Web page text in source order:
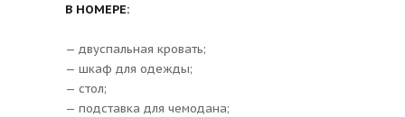
В НОМЕРЕ:
— двуспальная кровать;
— шкаф для одежды;
— стол;
— подставка для чемодана;